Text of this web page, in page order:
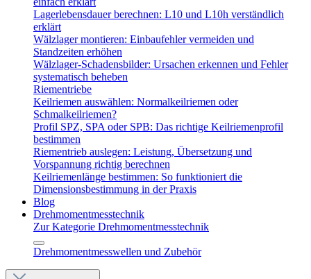
Lagerlebensdauer berechnen: L10 und L10h verständlich
erklärt
Wälzlager montieren: Einbaufehler vermeiden und
Standzeiten erhöhen
Wälzlager-Schadensbilder: Ursachen erkennen und Fehler
systematisch beheben
Riementriebe
Keilriemen auswählen: Normalkeilriemen oder
Schmalkeilriemen?
Profil SPZ, SPA oder SPB: Das richtige Keilriemenprofil
bestimmen
Riementrieb auslegen: Leistung, Übersetzung und
Vorspannung richtig berechnen
Keilriemenlänge bestimmen: So funktioniert die
Dimensionsbestimmung in der Praxis
Blog
Drehmomentmesstechnik
Zur Kategorie Drehmomentmesstechnik
Drehmomentmesswellen und Zubehör